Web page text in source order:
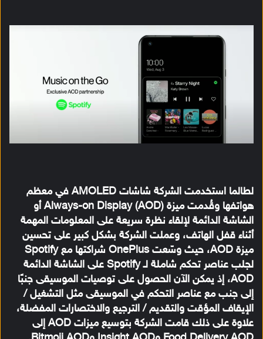
لطالما استخدمت الشركة شاشات AMOLED في معظم
هواتفها وقُدمت ميزة Always-on Display (AOD) أو
الشاشة الدائمة لإلقاء نظرة سريعة على المعلومات المهمة
أثناء قفل الهاتف، وعملت الشركة بشكل كبير على تحسين
ميزة AOD، حيث وسّعت OnePlus شراكتها مع Spotify
لجلب عناصر تحكم شاملة لـ Spotify على الشاشة الدائمة
AOD، إذ يمكن الآن الحصول على توصيات الموسيقى جنبًا
إلى جنب مع عناصر التحكم في الموسيقى مثل التشغيل /
الإيقاف المؤقت والتقديم / الترجيع والاختصارات المفضلة،
علاوة على ذلك قامت الشركة بتوسيع ميزات AOD إلى